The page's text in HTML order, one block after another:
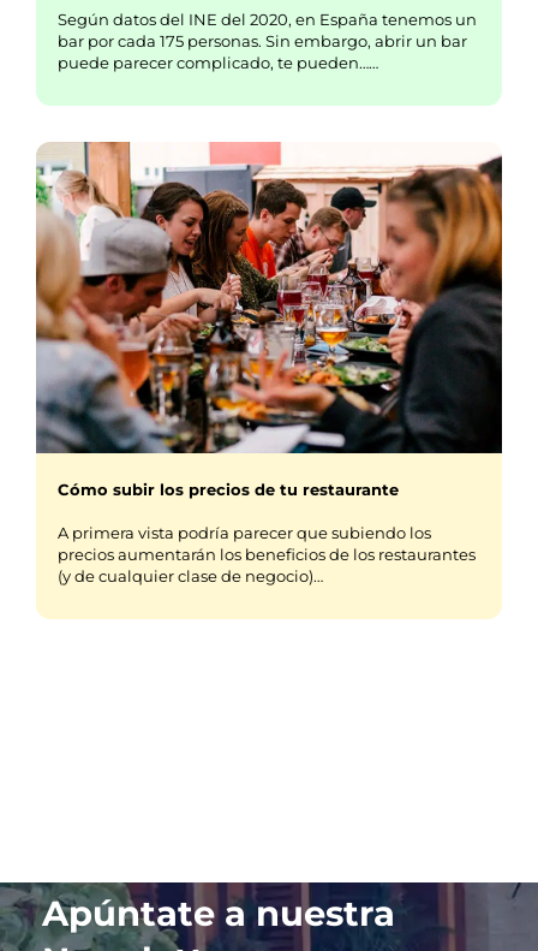
Según datos del INE del 2020, en España tenemos un
bar por cada 175 personas. Sin embargo, abrir un bar
puede parecer complicado, te pueden……
Cómo subir los precios de tu restaurante
A primera vista podría parecer que subiendo los
precios aumentarán los beneficios de los restaurantes
(y de cualquier clase de negocio)…
Apúntate a nuestra